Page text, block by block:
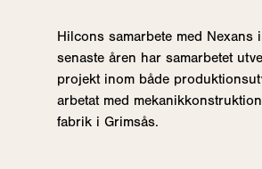
Hilcons samarbete med
senaste åren har samarbetet
projekt inom både
arbetat med
fabrik i Grimsås.